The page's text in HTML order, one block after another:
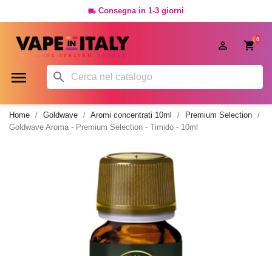
 Consegna in 1-3 giorni
0

 
Home Goldwave Aromi concentrati 10ml
Premium Selection
Goldwave Aroma - Premium Selection - Timido - 10ml